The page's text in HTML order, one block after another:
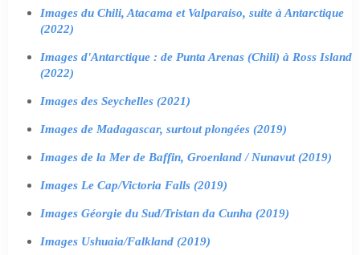
Images du Chili, Atacama et Valparaiso, suite à Antarctique
(2022)
Images d'Antarctique : de Punta Arenas (Chili) à Ross Island
(2022)
Images des Seychelles (2021)
Images de Madagascar, surtout plongées (2019)
Images de la Mer de Baffin, Groenland / Nunavut (2019)
Images Le Cap/Victoria Falls (2019)
Images Géorgie du Sud/Tristan da Cunha (2019)
Images Ushuaia/Falkland (2019)